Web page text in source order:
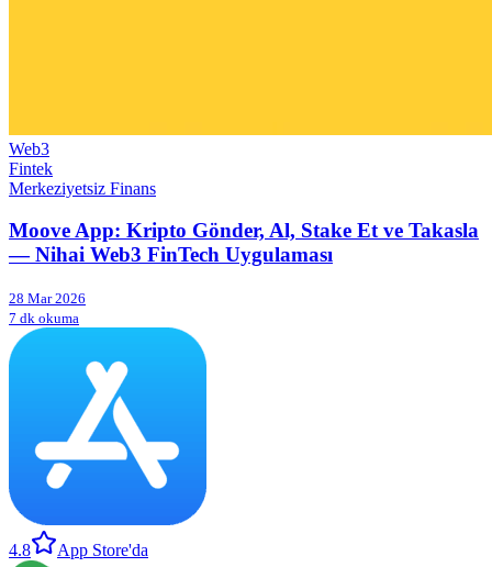
Web3
Fintek
Merkeziyetsiz Finans
Moove App: Kripto Gönder, Al, Stake Et ve Takasla
— Nihai Web3 FinTech Uygulaması
28 Mar 2026
7 dk okuma
4.8 App Store'da